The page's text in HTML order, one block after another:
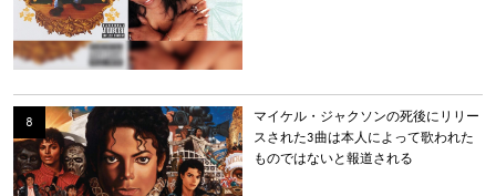
マイケル・ジャクソンの死後にリリー
スされた3曲は本人によって歌われた
ものではないと報道される